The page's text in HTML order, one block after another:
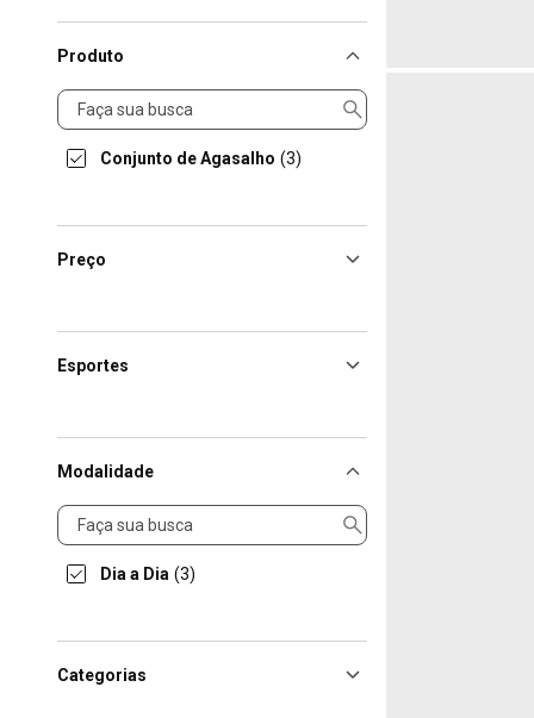
Produto
Produto
Conjunto de Agasalho (3)
Preço
Esportes
Modalidade
Modalidade
Dia a Dia (3)
Categorias